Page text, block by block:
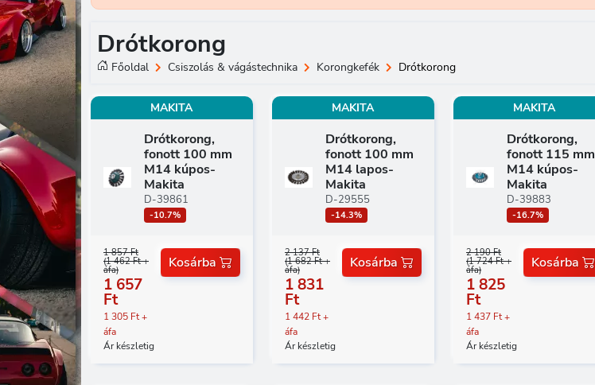
Drótkorong
Főoldal Csiszolás & vágástechnika Korongkefék Drótkorong
MAKITA
Drótkorong,
fonott 100 mm
M14 kúpos-
Makita
D-39861
-10.7%
1 857 Ft
(1 462 Ft +
áfa)
1 657
Ft
1 305 Ft +
áfa
Ár készletig
Kosárba
MAKITA
Drótkorong,
fonott 100 mm
M14 lapos-
Makita
D-29555
-14.3%
2 137 Ft
(1 682 Ft +
áfa)
1 831
Ft
1 442 Ft +
áfa
Ár készletig
Kosárba
MAKITA
Drótkorong,
fonott 115 mm
M14 kúpos-
Makita
D-39883
-16.7%
2 190 Ft
(1 724 Ft +
áfa)
1 825
Ft
1 437 Ft +
áfa
Ár készletig
Kosárba